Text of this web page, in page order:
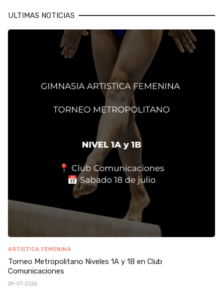
ULTIMAS NOTICIAS
ARTÍSTICA FEMENINA
Torneo Metropolitano Niveles 1A y 1B en Club
Comunicaciones
29-07-2026